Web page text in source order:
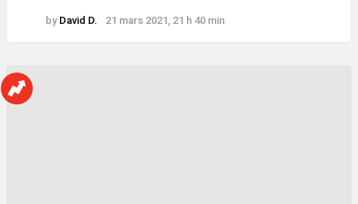
by David D. 21 mars 2021, 21 h 40 min